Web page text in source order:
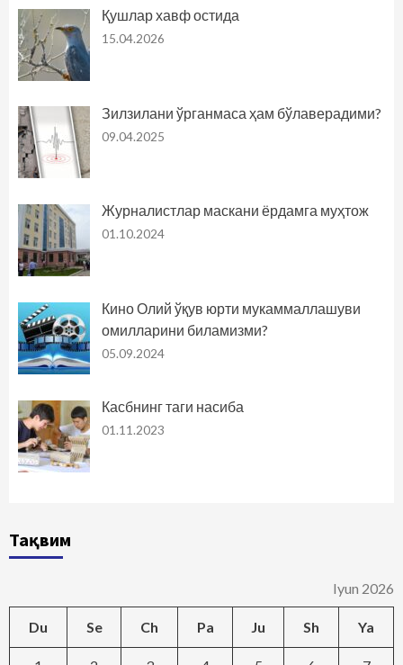
Қушлар хавф остида
15.04.2026
Зилзилани ўрганмаса ҳам бўлаверадими?
09.04.2025
Журналистлар маскани ёрдамга муҳтож
01.10.2024
Кино Олий ўқув юрти мукаммаллашуви
омилларини биламизми?
05.09.2024
Касбнинг таги насиба
01.11.2023
Тақвим
Iyun 2026
Du Se Ch Pa Ju Sh Ya